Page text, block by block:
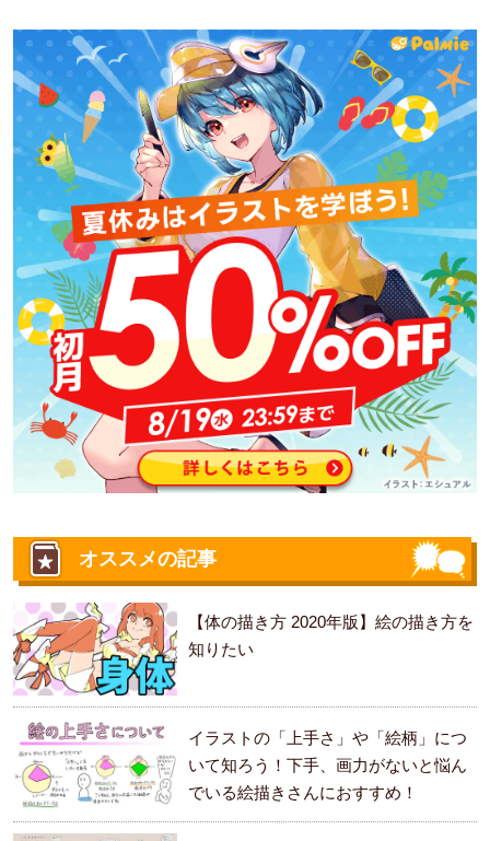
オススメの記事
【体の描き方 2020年版】絵の描き方を
知りたい
イラストの「上手さ」や「絵柄」につ
いて知ろう！下手、画力がないと悩ん
でいる絵描きさんにおすすめ！